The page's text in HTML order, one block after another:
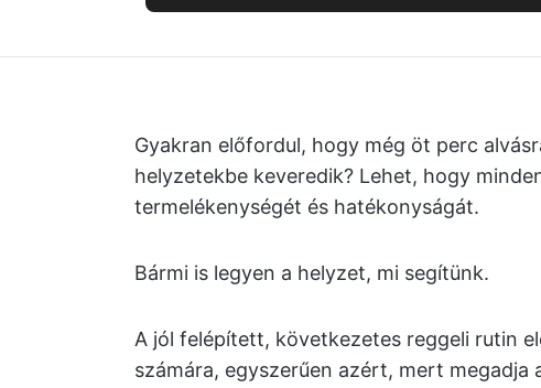
Gyakran előfordul, hogy még öt perc
helyzetekbe keveredik? Lehet, hogy
termelékenységét és hatékonyságát.
Bármi is legyen a helyzet, mi segítünk.
A jól felépített, következetes reggeli rutin
számára, egyszerűen azért, mert